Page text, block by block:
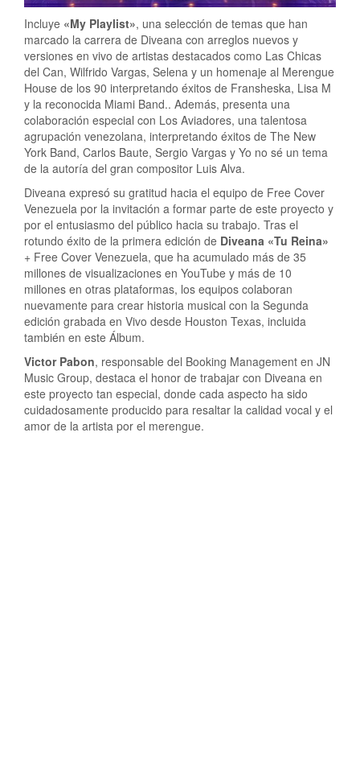
Incluye «My Playlist», una selección de temas que han
marcado la carrera de Diveana con arreglos nuevos y
versiones en vivo de artistas destacados como Las Chicas
del Can, Wilfrido Vargas, Selena y un homenaje al Merengue
House de los 90 interpretando éxitos de Fransheska, Lisa M
y la reconocida Miami Band.. Además, presenta una
colaboración especial con Los Aviadores, una talentosa
agrupación venezolana, interpretando éxitos de The New
York Band, Carlos Baute, Sergio Vargas y Yo no sé un tema
de la autoría del gran compositor Luis Alva.
Diveana expresó su gratitud hacia el equipo de Free Cover
Venezuela por la invitación a formar parte de este proyecto y
por el entusiasmo del público hacia su trabajo. Tras el
rotundo éxito de la primera edición de Diveana «Tu Reina»
+ Free Cover Venezuela, que ha acumulado más de 35
millones de visualizaciones en YouTube y más de 10
millones en otras plataformas, los equipos colaboran
nuevamente para crear historia musical con la Segunda
edición grabada en Vivo desde Houston Texas, incluida
también en este Álbum.
Victor Pabon, responsable del Booking Management en JN
Music Group, destaca el honor de trabajar con Diveana en
este proyecto tan especial, donde cada aspecto ha sido
cuidadosamente producido para resaltar la calidad vocal y el
amor de la artista por el merengue.